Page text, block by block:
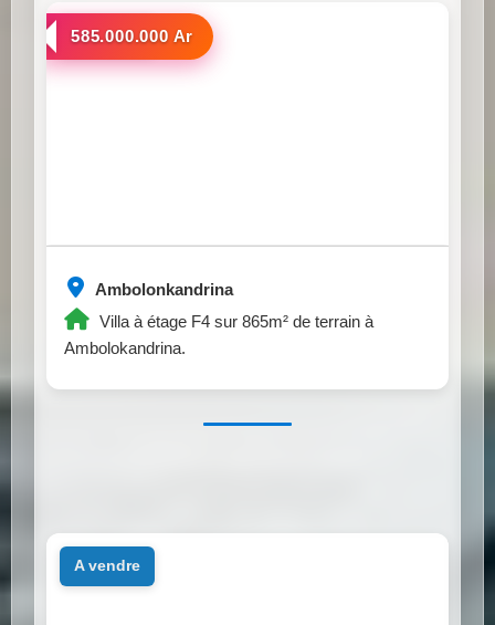
Ambolonkandrina
Villa à étage F4 sur 865m² de terrain à
Ambolokandrina.
a vendre
585.000.000 Ar
a vendre